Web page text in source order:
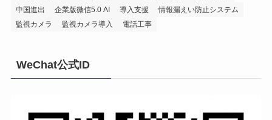
中国進出
企業版微信5.0 AI 導入支援
情報漏えい防止システム
監視カメラ
監視カメラ導入 電話工事
WeChat公式ID